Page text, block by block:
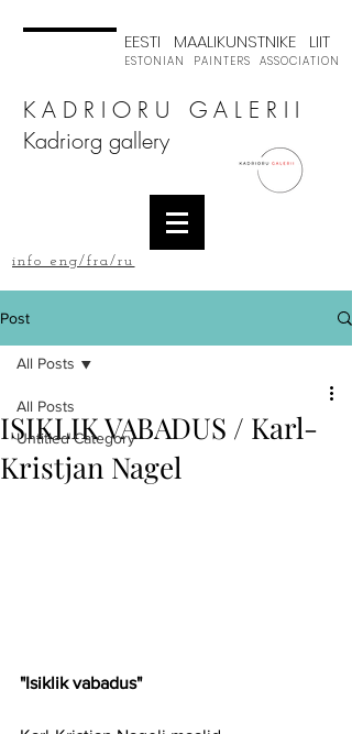
EESTI MAALIKUNSTNIKE LIIT
ESTONIAN PAINTERS ASSOCIATION
K A D R I O R U G A L E R I I
Kadriorg gallery
info eng/fra/ru
Post
All Posts
Untitled Category
All Posts
ISIKLIK VABADUS / Karl-
Kristjan Nagel
"Isiklik vabadus"